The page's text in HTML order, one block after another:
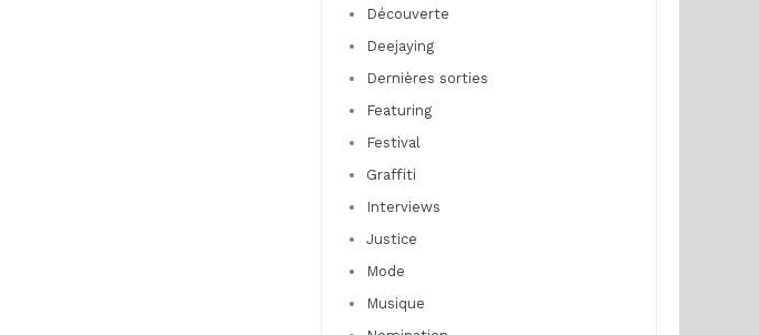
Découverte
Deejaying
Dernières sorties
Featuring
Festival
Graffiti
Interviews
Justice
Mode
Musique